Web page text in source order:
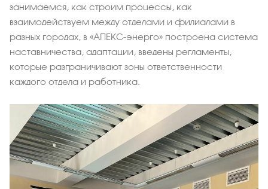
занимаемся, как строим процессы, как
взаимодействуем между отделами и филиалами в
разных городах, в «АПЕКС-энерго» построена система
наставничества, адаптации, введены регламенты,
которые разграничивают зоны ответственности
каждого отдела и работника.